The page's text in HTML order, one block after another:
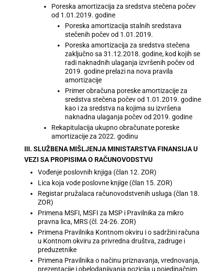
Poreska amortizacija za sredstva stečena počev
od 1.01.2019. godine
Poreska amortizacija stalnih sredstava
stečenih počev od 1.01.2019.
Poreska amortizacija za sredstva stečena
zaključno sa 31.12.2018. godine, kod kojih se
radi naknadnih ulaganja izvršenih počev od
2019. godine prelazi na nova pravila
amortizacije
Primer obračuna poreske amortizacije za
sredstva stečena počev od 1.01.2019. godine
kao i za sredstva na kojima su izvršena
naknadna ulaganja počev od 2019. godine
Rekapitulacija ukupno obračunate poreske
amortizacije za 2022. godinu
III. SLUŽBENA MIŠLJENJA MINISTARSTVA FINANSIJA U
VEZI SA PROPISIMA O RAČUNOVODSTVU
Vođenje poslovnih knjiga (član 12. ZOR)
Lica koja vode poslovne knjige (član 15. ZOR)
Registar pružalaca računovodstvenih usluga (član 18.
ZOR)
Primena MSFI, MSFI za MSP i Pravilnika za mikro
pravna lica, MRS (čl. 24-26. ZOR)
Primena Pravilnika Kontnom okviru i o sadržini računa
u Kontnom okviru za privredna društva, zadruge i
preduzetnike
Primena Pravilnika o načinu priznavanja, vrednovanja,
prezentacije i obelodanjivanja pozicija u pojedinačnim